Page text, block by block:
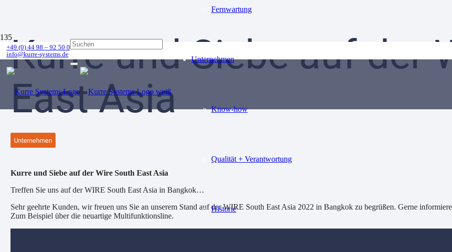
+49 (0) 44 98 – 92 50 0
info@kurre-systems.de
Fernwartung
Unternehmen
Know-how
Qualität + Verantwortung
Historie
Kurre und Siebe auf der
East Asia
Unternehmen
Kurre und Siebe auf der Wire South East Asia
Treffen Sie uns auf der WIRE South East Asia in Bangkok…
Sehr geehrte Kunden, wir freuen uns Sie an unserem Stand auf der WIRE South East Asia 2022 in Bangkok zu begrüßen. Gerne
Zum Beispiel über die neuartige Multifunktionsline.